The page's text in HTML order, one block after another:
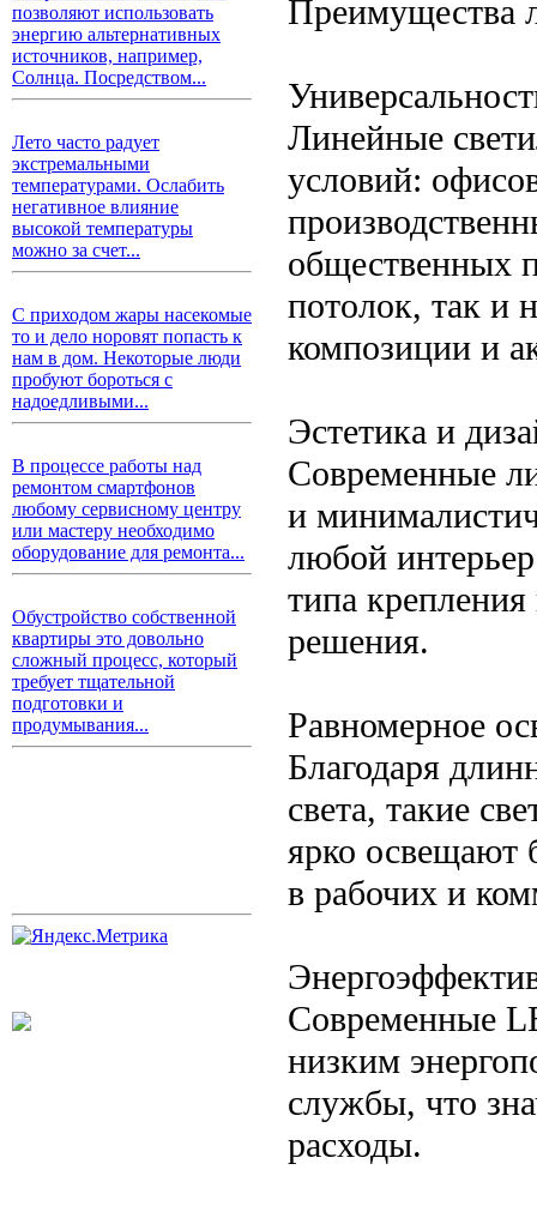
позволяют использовать
энергию альтернативных
источников, например,
Солнца. Посредством...
Лето часто радует
экстремальными
температурами. Ослабить
негативное влияние
высокой температуры
можно за счет...
С приходом жары насекомые
то и дело норовят попасть к
нам в дом. Некоторые люди
пробуют бороться с
надоедливыми...
В процессе работы над
ремонтом смартфонов
любому сервисному центру
или мастеру необходимо
оборудование для ремонта...
Обустройство собственной
квартиры это довольно
сложный процесс, который
требует тщательной
подготовки и
продумывания...
Преимущества
Линейные
условий:
общественных
потолок, так и
композиции и
Эстетика и
Современные
и
любой
типа крепления
решения.
Равномерное
Благодаря
света, такие
ярко освещают
в рабочих и
Современные
низким
службы, что
расходы.